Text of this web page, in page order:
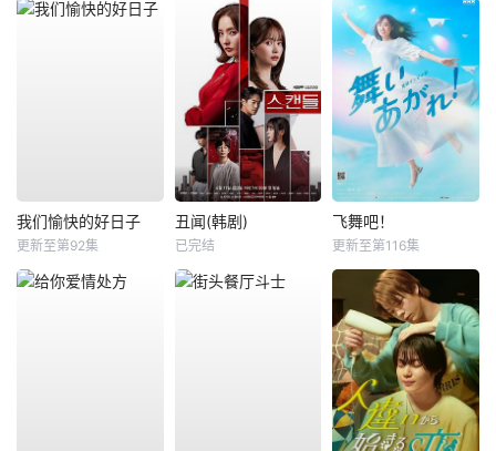
我们愉快的好日子
更新至第92集
丑闻(韩剧)
已完结
飞舞吧！
更新至第116集